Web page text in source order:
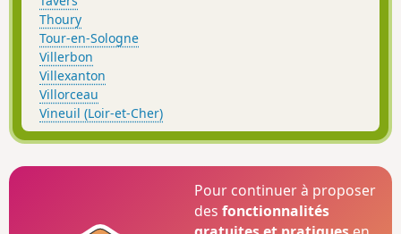
Thoury
Tour-en-Sologne
Villerbon
Villexanton
Villorceau
Vineuil (Loir-et-Cher)
Pour continuer à proposer
desfonctionnalités